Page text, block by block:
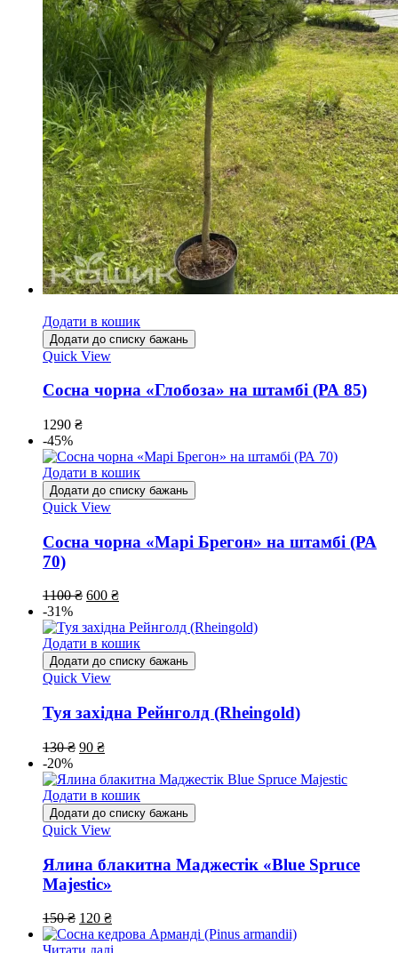
Додати в кошик
Додати до списку бажань
Quick View
Сосна чорна «Глобоза» на штамбі (РА 85)
1290 ₴
-45%
Додати в кошик
Додати до списку бажань
Quick View
Сосна чорна «Марі Брегон» на штамбі (РА
70)
1100₴ 600 ₴
-31%
Додати в кошик
Додати до списку бажань
Quick View
Туя західна Рейнголд (Rheingold)
130₴ 90 ₴
-20%
Додати в кошик
Додати до списку бажань
Quick View
Ялина блакитна Маджестік «Blue Spruce
Majestic»
150₴ 120 ₴